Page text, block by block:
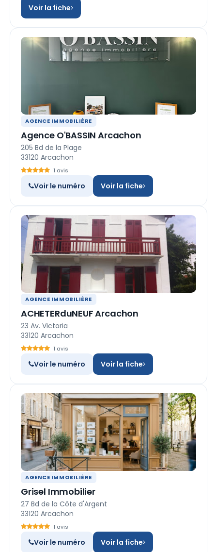
Voir la fiche
AGENCE IMMOBILIÈRE
Agence O'BASSIN Arcachon
205 Bd de la Plage
33120 Arcachon
1 avis
Voir le numéro Voir la fiche
AGENCE IMMOBILIÈRE
ACHETERduNEUF Arcachon
23 Av. Victoria
33120 Arcachon
1 avis
Voir le numéro Voir la fiche
AGENCE IMMOBILIÈRE
Grisel Immobilier
27 Bd de la Côte d'Argent
33120 Arcachon
1 avis
Voir le numéro Voir la fiche